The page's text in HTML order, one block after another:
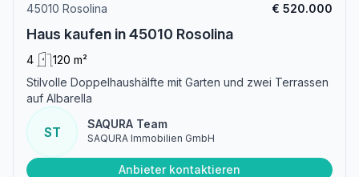
45010 Rosolina € 520.000
Haus kaufen in 45010 Rosolina
4
120 m²
Stilvolle Doppelhaushälfte mit Garten und zwei Terrassen
auf Albarella
ST
SAQURA Team
SAQURA Immobilien GmbH
Anbieter kontaktieren